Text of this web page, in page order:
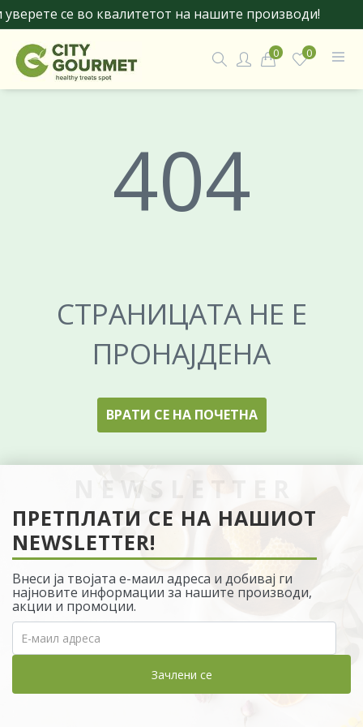
се во квалитетот на нашите производи!
0
0
404
СТРАНИЦАТА НЕ Е
ПРОНАЈДЕНА
ВРАТИ СЕ НА ПОЧЕТНА
ПРЕТПЛАТИ СЕ НА НАШИОТ
NEWSLETTER!
Внеси ја твојата е-маил адреса и добивај ги
најновите информации за нашите производи,
акции и промоции.
Зачлени се